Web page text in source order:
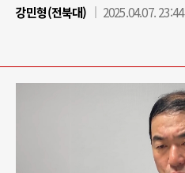
강민형(전북대)
2025.04.07. 23:44